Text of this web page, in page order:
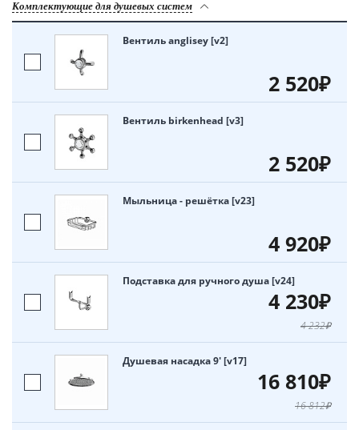
Комплектующие для душевых систем
Вентиль anglisey [v2]
2 520₽
Вентиль birkenhead [v3]
2 520₽
Мыльница - решётка [v23]
4 920₽
Подставка для ручного душа [v24]
4 230₽
4 232₽
Душевая насадка 9' [v17]
16 810₽
16 812₽